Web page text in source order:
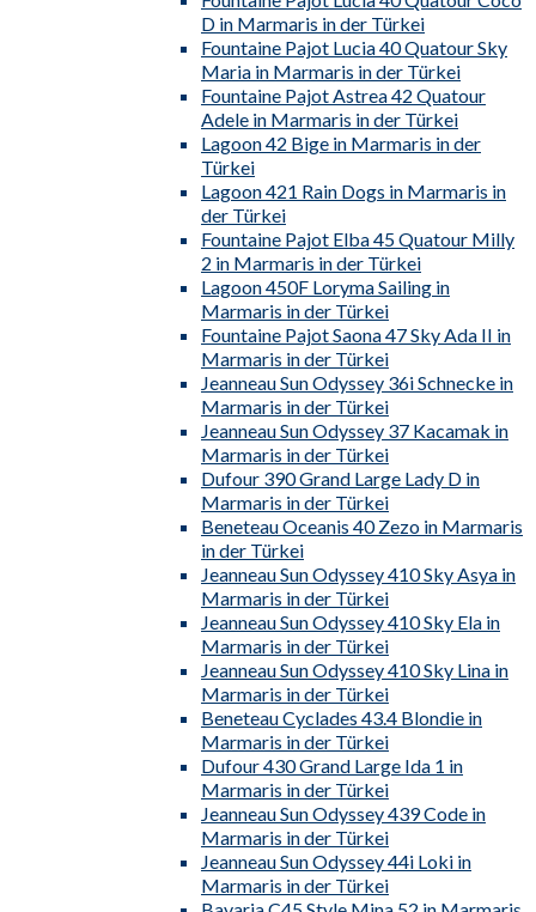
D in Marmaris in der Türkei
Fountaine Pajot Lucia 40 Quatour Sky
Maria in Marmaris in der Türkei
Fountaine Pajot Astrea 42 Quatour
Adele in Marmaris in der Türkei
Lagoon 42 Bige in Marmaris in der
Türkei
Lagoon 421 Rain Dogs in Marmaris in
der Türkei
Fountaine Pajot Elba 45 Quatour Milly
2 in Marmaris in der Türkei
Lagoon 450F Loryma Sailing in
Marmaris in der Türkei
Fountaine Pajot Saona 47 Sky Ada II in
Marmaris in der Türkei
Jeanneau Sun Odyssey 36i Schnecke in
Marmaris in der Türkei
Jeanneau Sun Odyssey 37 Kacamak in
Marmaris in der Türkei
Dufour 390 Grand Large Lady D in
Marmaris in der Türkei
Beneteau Oceanis 40 Zezo in Marmaris
in der Türkei
Jeanneau Sun Odyssey 410 Sky Asya in
Marmaris in der Türkei
Jeanneau Sun Odyssey 410 Sky Ela in
Marmaris in der Türkei
Jeanneau Sun Odyssey 410 Sky Lina in
Marmaris in der Türkei
Beneteau Cyclades 43.4 Blondie in
Marmaris in der Türkei
Dufour 430 Grand Large Ida 1 in
Marmaris in der Türkei
Jeanneau Sun Odyssey 439 Code in
Marmaris in der Türkei
Jeanneau Sun Odyssey 44i Loki in
Marmaris in der Türkei